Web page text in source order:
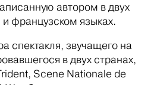
автором в двух
и французском языках.
спектакля, звучащего на
в двух странах,
Scene Nationale de